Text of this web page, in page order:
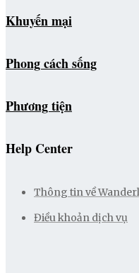
Khuyến mại
Phong cách sống
Phương tiện
Help Center
Thông tin về
Điều khoản dịch vụ